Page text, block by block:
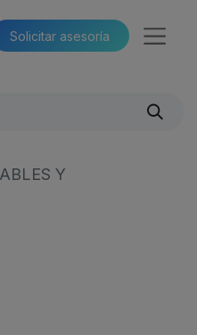
Solicitar asesoría​​
Y